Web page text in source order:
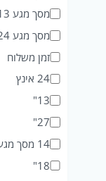
מסך מגע 13
מסך מגע 24 אינץ
זמן משלוח
24 אינץ
13"
27"
14 מסך מגע
18"